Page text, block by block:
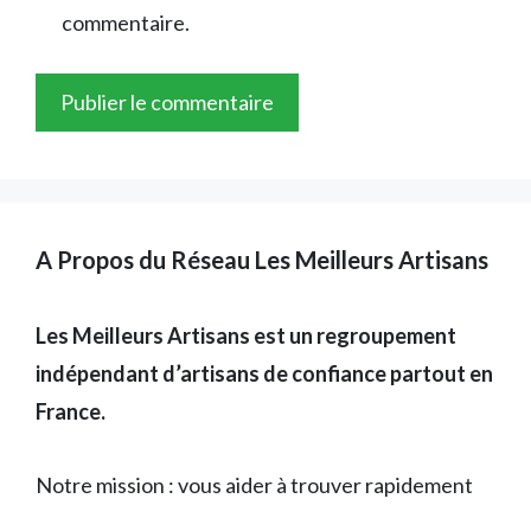
commentaire.
A Propos du Réseau Les Meilleurs Artisans
Les Meilleurs Artisans est un regroupement
indépendant d’artisans de confiance partout en
France.
Notre mission : vous aider à trouver rapidement